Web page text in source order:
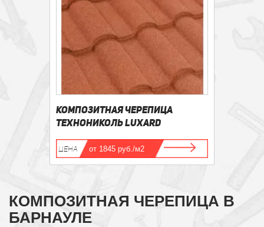
КОМПОЗИТНАЯ ЧЕРЕПИЦА
ТЕХНОНИКОЛЬ LUXARD
ЦЕНА от 1845 руб./м2
КОМПОЗИТНАЯ ЧЕРЕПИЦА В
БАРНАУЛЕ